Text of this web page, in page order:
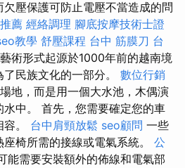
壓保護可防止電壓不當造成的問
薦 經絡調理 腳底按摩技術士證
教學 舒壓課程 台中 筋膜刀 台
術形式起源於1000年前的越南境
民族文化的一部分。 數位行銷
地，而是用一個大水池，木偶演
水中。 首先，您需要確定您的車
。 台中肩頸放鬆 seo顧問 一些
椅所需的接線或電氣系統。 公
能需要安裝額外的佈線和電氣部